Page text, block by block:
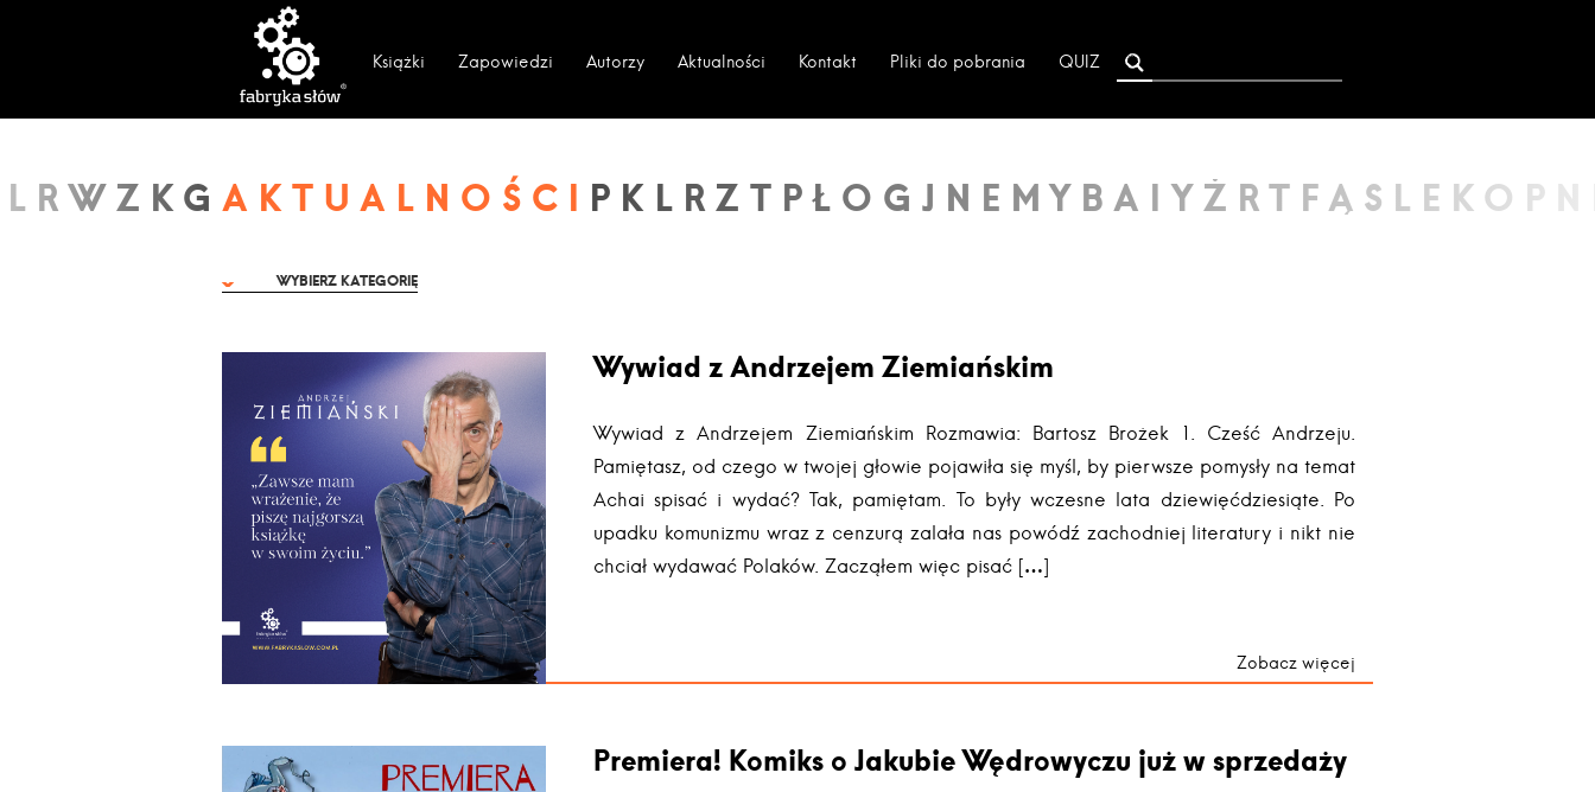
Książki Zapowiedzi Autorzy Aktualności Kontakt Pliki do pobrania QUIZ
AKTUALNOŚCI
WYBIERZ KATEGORIĘ
Wywiad z Andrzejem Ziemiańskim
Wywiad z Andrzejem Ziemiańskim Rozmawia: Bartosz Brożek 1. Cześć Andrzeju.
Pamiętasz, od czego w twojej głowie pojawiła się myśl, by pierwsze pomysły na temat
Achai spisać i wydać? Tak, pamiętam. To były wczesne lata dziewięćdziesiąte. Po
upadku komunizmu wraz z cenzurą zalała nas powódź zachodniej literatury i nikt nie
chciał wydawać Polaków. Zacząłem więc pisać […]
Zobacz więcej
Premiera! Komiks o Jakubie Wędrowyczu już w sprzedaży